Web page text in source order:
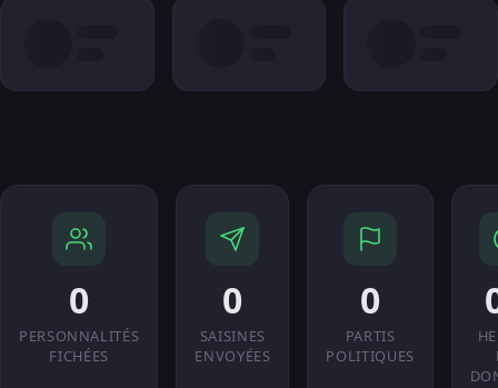
0
PERSONNALITÉS
FICHÉES
0
SAISINES
ENVOYÉES
0
PARTIS
POLITIQUES